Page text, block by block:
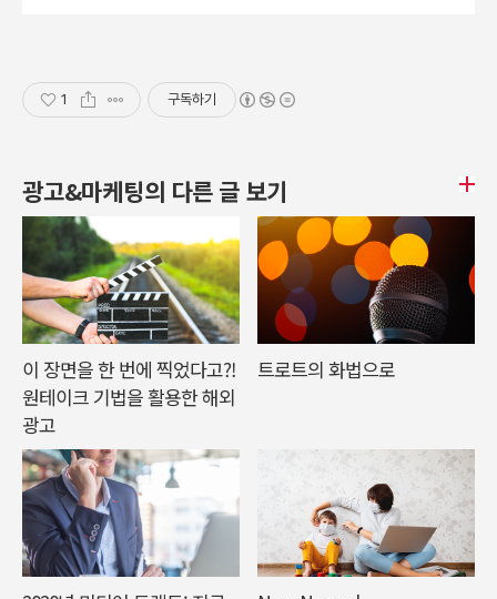
1 구독하기
광고&마케팅의 다른 글 보기
이 장면을 한 번에 찍었다고?!
원테이크 기법을 활용한 해외
광고
트로트의 화법으로